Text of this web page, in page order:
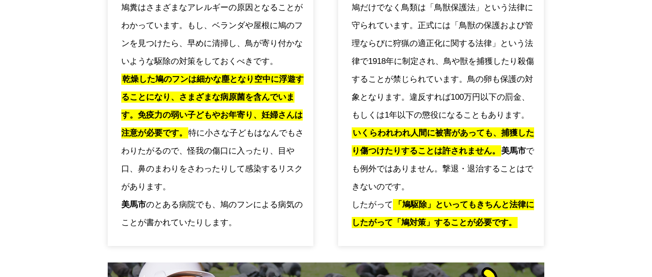
鳩糞はさまざまなアレルギーの原因となることが
わかっています。もし、ベランダや屋根に鳩のフ
ンを見つけたら、早めに清掃し、鳥が寄り付かな
いような駆除の対策をしておくべきです。
乾燥した鳩のフンは細かな塵となり空中に浮遊す
ることになり、さまざまな病原菌を含んでいま
す。免疫力の弱い子どもやお年寄り、妊婦さんは
注意が必要です。
特に小さな子どもはなんでもさ
わりたがるので、怪我の傷口に入ったり、目や
口、鼻のまわりをさわったりして感染するリスク
があります。
美馬市のとある病院でも、鳩のフンによる病気の
ことが書かれていたりします。
鳩だけでなく鳥類は「鳥獣保護法」という法律に
守られています。正式には「鳥獣の保護および管
理ならびに狩猟の適正化に関する法律」という法
律で1918年に制定され、鳥や獣を捕獲したり殺傷
することが禁じられています。鳥の卵も保護の対
象となります。違反すれば100万円以下の罰金、
もしくは1年以下の懲役になることもあります。
いくらわれわれ人間に被害があっても、捕獲した
り傷つけたりすることは許されません。
美馬市で
も例外ではありません。撃退・退治することはで
きないのです。
したがって
「鳩駆除」といってもきちんと法律に
したがって「鳩対策」することが必要です。